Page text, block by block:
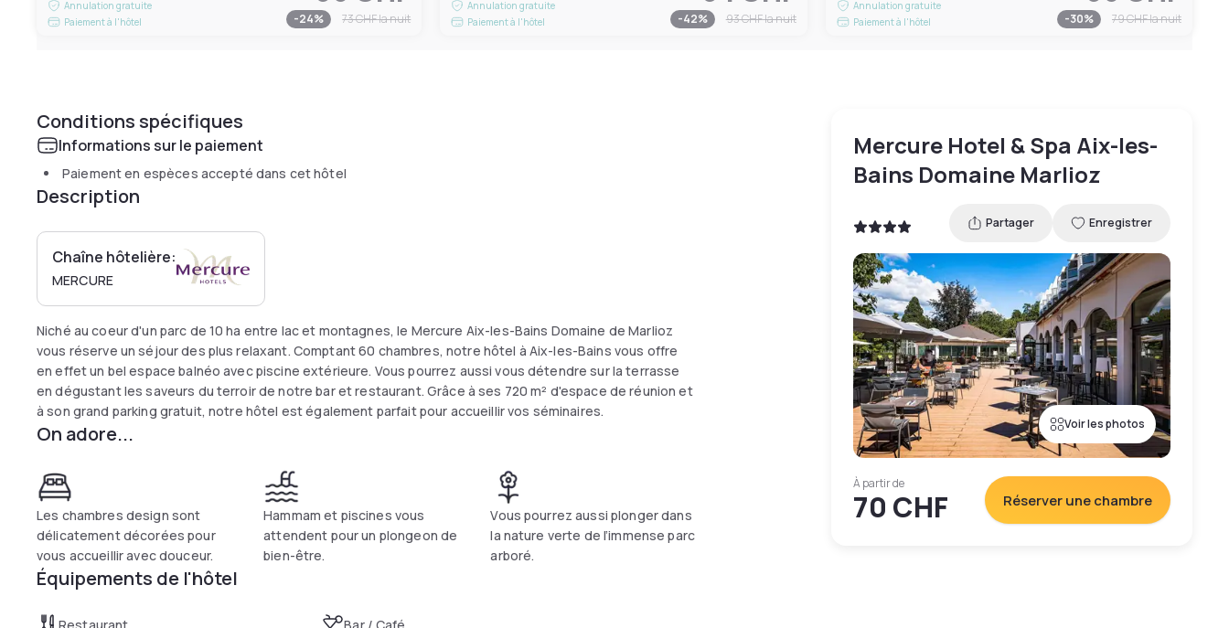
Annulation gratuite
Paiement à l'hôtel
-24% 73 CHFla nuit
Annulation gratuite
Paiement à l'hôtel
-42% 93 CHFla nuit
Annulation gratuite
Paiement à l'hôtel
-30% 79 CHFla nuit
Conditions spécifiques
Informations sur le paiement
Paiement en espèces accepté dans cet hôtel
Description
Chaîne hôtelière:
MERCURE
Niché au coeur d'un parc de 10 ha entre lac et montagnes, le Mercure Aix-les-Bains Domaine de Marlioz
vous réserve un séjour des plus relaxant. Comptant 60 chambres, notre hôtel à Aix-les-Bains vous offre
en effet un bel espace balnéo avec piscine extérieure. Vous pourrez aussi vous détendre sur la terrasse
en dégustant les saveurs du terroir de notre bar et restaurant. Grâce à ses 720 m² d'espace de réunion et
à son grand parking gratuit, notre hôtel est également parfait pour accueillir vos séminaires.
On adore...
Les chambres design sont
délicatement décorées pour
vous accueillir avec douceur.
Hammam et piscines vous
attendent pour un plongeon de
bien-être.
Vous pourrez aussi plonger dans
la nature verte de l’immense parc
arboré.
Équipements de l'hôtel
Mercure Hotel & Spa Aix-les-
Bains Domaine Marlioz
Partager Enregistrer
Voir les photos
À partir de
70 CHF Réserver une chambre